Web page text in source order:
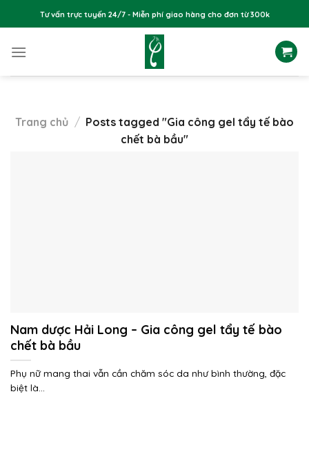
to
Tư vấn trực tuyến 24/7 - Miễn phí giao hàng cho đơn từ 300k
Trang chủ / Posts tagged "Gia công gel tẩy tế bào
chết bà bầu"
Nam dược Hải Long – Gia công gel tẩy tế bào
chết bà bầu
Phụ nữ mang thai vẫn cần chăm sóc da như bình thường, đặc
biệt là...